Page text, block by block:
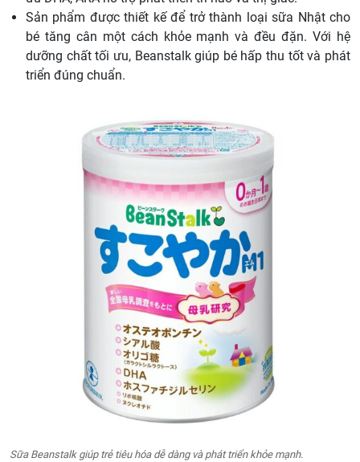
Sản phẩm được thiết kế để trở thành loại sữa Nhật cho
bé tăng cân một cách khỏe mạnh và đều đặn. Với hệ
dưỡng chất tối ưu, Beanstalk giúp bé hấp thu tốt và phát
triển đúng chuẩn.
Sữa Beanstalk giúp trẻ tiêu hóa dễ dàng và phát triển khỏe mạnh.